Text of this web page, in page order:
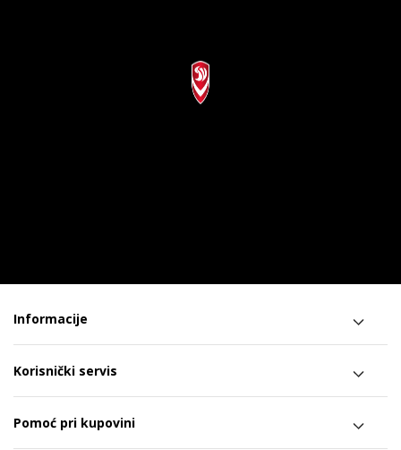
Informacije
Korisnički servis
Pomoć pri kupovini